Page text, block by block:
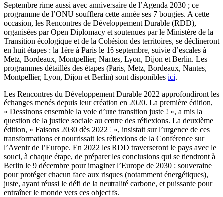
Septembre rime aussi avec anniversaire de l’Agenda 2030 ; ce
programme de l’ONU soufflera cette année ses 7 bougies. A cette
occasion, les Rencontres de Développement Durable (RDD),
organisées par Open Diplomacy et soutenues par le Ministère de la
Transition écologique et de la Cohésion des territoires, se déclineront
en huit étapes : la 1ère à Paris le 16 septembre, suivie d’escales à
Metz, Bordeaux, Montpellier, Nantes, Lyon, Dijon et Berlin. Les
programmes détaillés des étapes (Paris, Metz, Bordeaux, Nantes,
Montpellier, Lyon, Dijon et Berlin) sont disponibles ici.
Les Rencontres du Développement Durable 2022 approfondiront les
échanges menés depuis leur création en 2020. La première édition,
« Dessinons ensemble la voie d’une transition juste ! », a mis la
question de la justice sociale au centre des réflexions. La deuxième
édition, « Faisons 2030 dès 2022 ! », insistait sur l’urgence de ces
transformations et nourrissait les réflexions de la Conférence sur
l’Avenir de l’Europe. En 2022 les RDD traverseront le pays avec le
souci, à chaque étape, de préparer les conclusions qui se tiendront à
Berlin le 9 décembre pour imaginer l’Europe de 2030 : souveraine
pour protéger chacun face aux risques (notamment énergétiques),
juste, ayant réussi le défi de la neutralité carbone, et puissante pour
entraîner le monde vers ces objectifs.